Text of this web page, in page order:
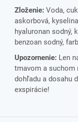
Zloženie: Voda,
askorbová,
hyaluronan sodný,
benzoan sodný,
Upozornenie: Len
tmavom a suchom
dohľadu a dosahu
exspirácie!